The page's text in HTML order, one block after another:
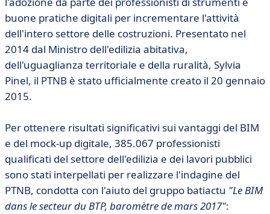
buone pratiche digitali per incrementare l'attività
dell'intero settore delle costruzioni. Presentato nel
2014 dal Ministro dell'edilizia abitativa,
dell'uguaglianza territoriale e della ruralità, Sylvia
Pinel, il PTNB è stato ufficialmente creato il 20 gennaio
2015.
Per ottenere risultati significativi sui vantaggi del BIM
e del mock-up digitale, 385.067 professionisti
qualificati del settore dell'edilizia e dei lavori pubblici
sono stati interpellati per realizzare l'indagine del
PTNB, condotta con l'aiuto del gruppo batiactu "Le BIM
dans le secteur du BTP, baromètre de mars 2017":